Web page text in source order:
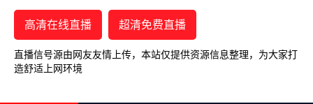
通德拉 欧冠
高清在线直播 超清免费直播
直播信号源由网友友情上传，本站仅提供资源信息整理，为大家打
造舒适上网环境